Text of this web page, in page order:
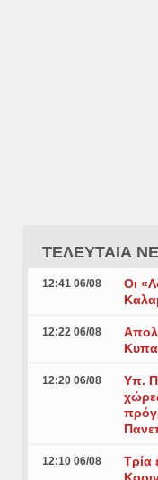
ΤΕΛΕΥΤΑΙΑ
12:41 06/08
Οι
12:22 06/08
12:20 06/08
Υπ.
12:10 06/08
Τρία